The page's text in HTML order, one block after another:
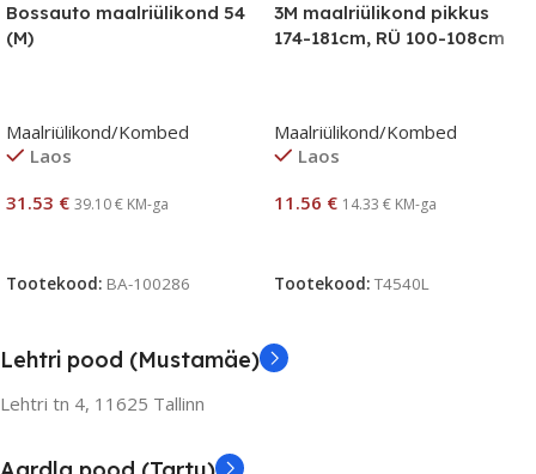
Bossauto maalriülikond 54
(M)
Maalriülikond/Kombed
Laos
31.53 € 39.10€ KM-ga
Tootekood: BA-100286
3M maalriülikond pikkus
174-181cm, RÜ 100-108cm
Maalriülikond/Kombed
Laos
11.56 € 14.33 € KM-ga
Tootekood: T4540L
Lehtri pood (Mustamäe)
Lehtri tn 4, 11625 Tallinn